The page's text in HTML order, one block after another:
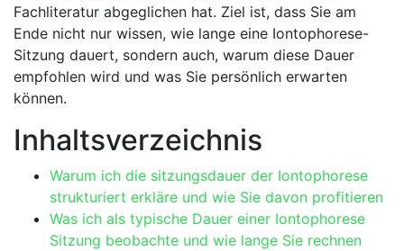
Fachliteratur abgeglichen hat. ⁤Ziel ist, dass Sie am
Ende nicht nur wissen,⁣ wie lange‍ eine Iontophorese-
Sitzung dauert, sondern auch, warum‍ diese ⁣Dauer
empfohlen⁢ wird und was Sie persönlich erwarten⁢
können.
Inhaltsverzeichnis
Warum ich ⁤die ‌sitzungsdauer⁣ der Iontophorese
strukturiert erkläre und wie Sie ‌davon profitieren
Was ich ⁢als typische Dauer einer Iontophorese
Sitzung beobachte und‌ wie lange ‍Sie ⁣rechnen